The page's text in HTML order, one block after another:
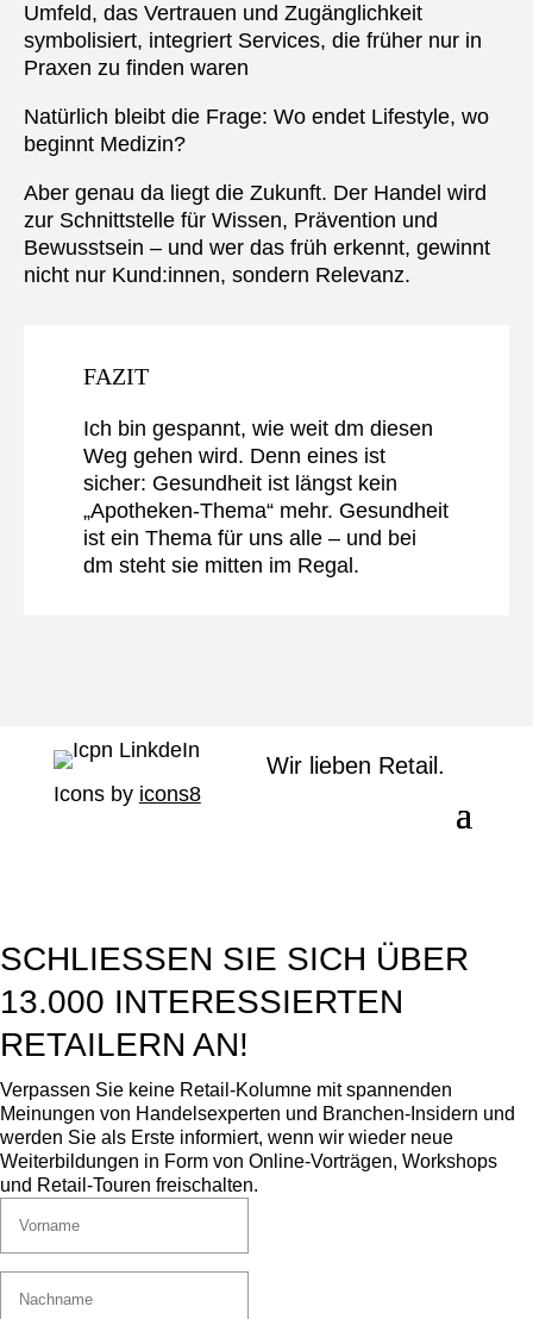
Umfeld, das Vertrauen und Zugänglichkeit
symbolisiert, integriert Services, die früher nur in
Praxen zu finden waren
Natürlich bleibt die Frage: Wo endet Lifestyle, wo
beginnt Medizin?
Aber genau da liegt die Zukunft. Der Handel wird
zur Schnittstelle für Wissen, Prävention und
Bewusstsein – und wer das früh erkennt, gewinnt
nicht nur Kund:innen, sondern Relevanz.
FAZIT
Ich bin gespannt, wie weit dm diesen
Weg gehen wird. Denn eines ist
sicher: Gesundheit ist längst kein
„Apotheken-Thema“ mehr. Gesundheit
ist ein Thema für uns alle – und bei
dm steht sie mitten im Regal.
Icons by icons8
Wir lieben Retail.
SCHLIESSEN SIE SICH ÜBER 1
3.000 INTERESSIERTEN R
ETAILERN AN!
Verpassen Sie keine Retail-Kolumne mit spannenden
Meinungen von Handelsexperten und Branchen-Insidern und
werden Sie als Erste informiert, wenn wir wieder neue
Weiterbildungen in Form von Online-Vorträgen, Workshops
und Retail-Touren freischalten.